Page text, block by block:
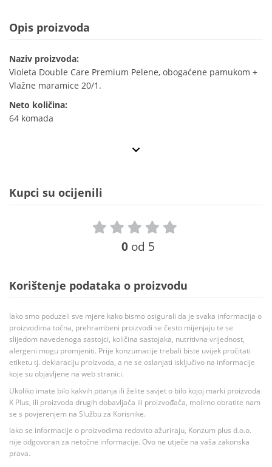
Opis proizvoda
Naziv proizvoda:
Violeta Double Care Premium Pelene, obogaćene pamukom +
Vlažne maramice 20/1.
Neto količina:
64 komada
Kupci su ocijenili
0 od 5
Korištenje podataka o proizvodu
Iako smo poduzeli sve mjere kako bismo osigurali da je svaka informacija o
proizvodima točna, prehrambeni proizvodi se često mijenjaju te se
slijedom navedenoga sastojci, količina sastojaka, nutritivna vrijednost,
alergeni mogu promjeniti. Prije konzumacije trebali biste uvijek pročitati
etiketu tj. deklaraciju proizvoda, a ne se oslanjati isključivo na informacije
koje su objavljene na web stranici.
Ukoliko imate bilo kakvih pitanja ili želite savjet o bilo kojoj marki proizvoda
K Plus, ili proizvoda drugih dobavljača ili proizvođača, molimo obratite nam
se s povjerenjem na Službu za Korisnike.
Iako se informacije o proizvodima redovito ažuriraju, Konzum plus d.o.o.
nije odgovoran za netočne informacije. Ovo ne utječe na vaša zakonska
prava.